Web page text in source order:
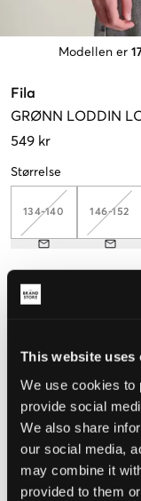
This website uses
We use cookies to
provide social
We also share
our social media,
may combine it
provided to them
Modellen er
Fila
GRØNN LODDIN
549 kr
Størrelse
134-140 146-152
Opplevd størrelse
VELG
Rask levering
Fri frakt over 999 kr
Retur- og bytterett i